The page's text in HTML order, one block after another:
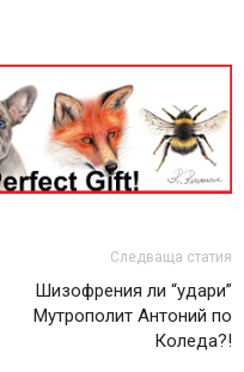
Следваща статия
Шизофрения ли “удари”
Мутрополит Антоний по
Коледа?!